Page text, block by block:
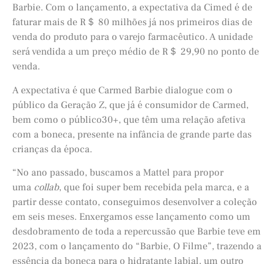
Barbie. Com o lançamento, a expectativa da Cimed é de
faturar mais de R＄ 80 milhões já nos primeiros dias de
venda do produto para o varejo farmacêutico. A unidade
será vendida a um preço médio de R＄ 29,90 no ponto de
venda.
A expectativa é que Carmed Barbie dialogue com o
público da Geração Z, que já é consumidor de Carmed,
bem como o público30+, que têm uma relação afetiva
com a boneca, presente na infância de grande parte das
crianças da época.
“No ano passado, buscamos a Mattel para propor
uma collab, que foi super bem recebida pela marca, e a
partir desse contato, conseguimos desenvolver a coleção
em seis meses. Enxergamos esse lançamento como um
desdobramento de toda a repercussão que Barbie teve em
2023, com o lançamento do “Barbie, O Filme”, trazendo a
essência da boneca para o hidratante labial, um outro